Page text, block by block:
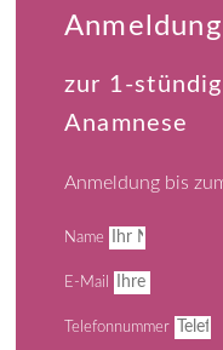
Anmeldung
zur 1-
Anamnese
Anmeldung bis
Name
E-Mail
Telefonnummer